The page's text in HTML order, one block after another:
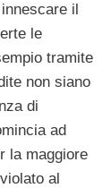
il
le
tramite
non siano
di
ad
la maggiore
al